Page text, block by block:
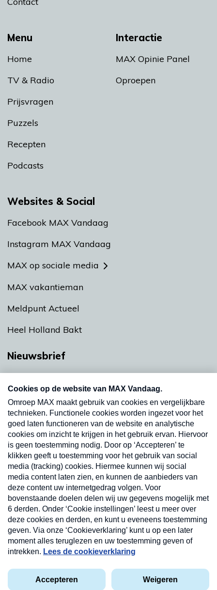
Menu
Home
TV & Radio
Prijsvragen
Puzzels
Recepten
Podcasts
Interactie
MAX Opinie Panel
Oproepen
Websites & Social
Facebook MAX Vandaag
Instagram MAX Vandaag
MAX op sociale media
MAX vakantieman
Meldpunt Actueel
Heel Holland Bakt
Nieuwsbrief
nieuwsbrief. Elke vrijdag- en dinsdagochtend in
uw mailbox.
Verzend
Privacyverklaring
Cookieverklaring
Kwetsbaarheid melden
Nieuwsbrief
Neem hier een gratis abonnement op onze
nieuwsbrief. Elke vrijdag- en dinsdagochtend in uw